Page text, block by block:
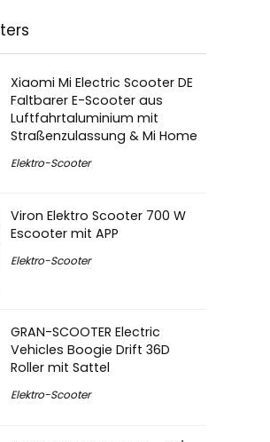
Xiaomi Mi Electric Scooter DE
Faltbarer E-Scooter aus
Luftfahrtaluminium mit
Straßenzulassung & Mi Home
Elektro-Scooter
Viron Elektro Scooter 700 W
Escooter mit APP
Elektro-Scooter
GRAN-SCOOTER Electric
Vehicles Boogie Drift 36D
Roller mit Sattel
Elektro-Scooter